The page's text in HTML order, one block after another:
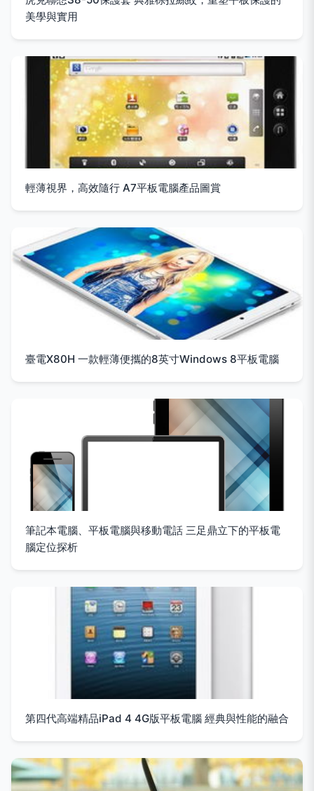
美學與實用
輕薄視界，高效隨行 A7平板電腦產品圖賞
臺電X80H 一款輕薄便攜的8英寸Windows 8平板電腦
筆記本電腦、平板電腦與移動電話 三足鼎立下的平板電
腦定位探析
第四代高端精品iPad 4 4G版平板電腦 經典與性能的融合